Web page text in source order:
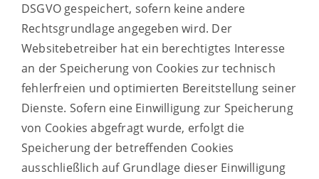
DSGVO gespeichert, sofern keine andere
Rechtsgrundlage angegeben wird. Der
Websitebetreiber hat ein berechtigtes Interesse
an der Speicherung von Cookies zur technisch
fehlerfreien und optimierten Bereitstellung seiner
Dienste. Sofern eine Einwilligung zur Speicherung
von Cookies abgefragt wurde, erfolgt die
Speicherung der betreffenden Cookies
ausschließlich auf Grundlage dieser Einwilligung